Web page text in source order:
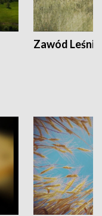
Zawód Leśnik